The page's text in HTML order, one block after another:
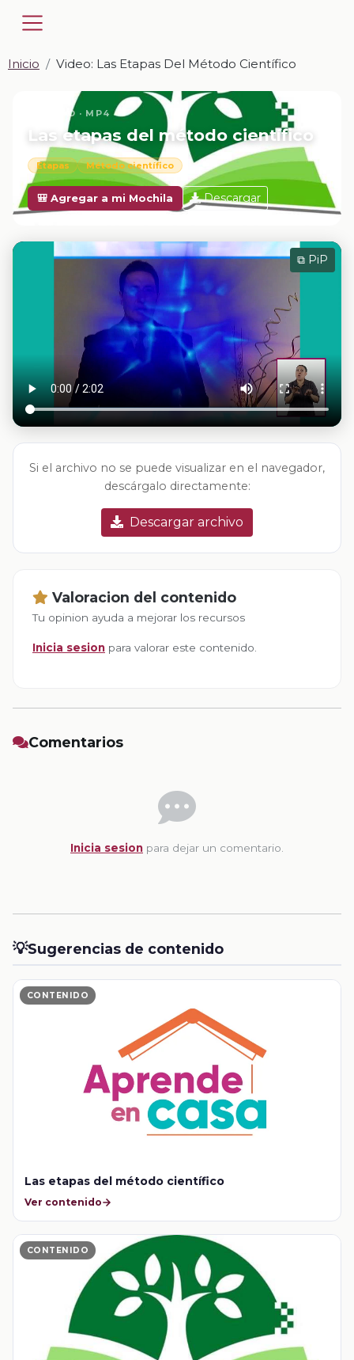
Inicio Video: Las Etapas Del Método Científico
📎 VIDEO · MP4
Las etapas del método científico
Etapas Método científico
🎒 Agregar a mi Mochila Descargar
⧉ PiP
Si el archivo no se puede visualizar en el navegador,
descárgalo directamente:
Descargar archivo
Valoracion del contenido
Tu opinion ayuda a mejorar los recursos
Inicia sesion para valorar este contenido.
Comentarios
Inicia sesion para dejar un comentario.
💡Sugerencias de contenido
CONTENIDO
Las etapas del método científico
Ver contenido
CONTENIDO